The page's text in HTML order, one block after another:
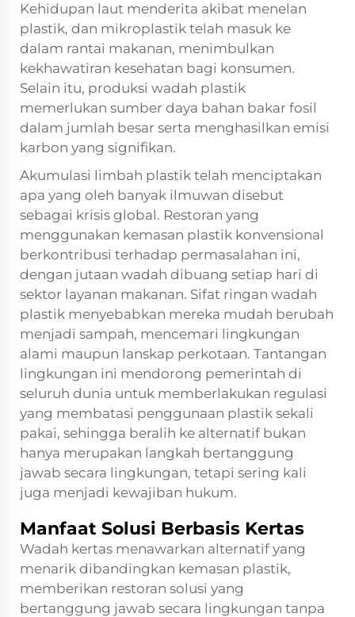
Kehidupan laut menderita akibat menelan
plastik, dan mikroplastik telah masuk ke
dalam rantai makanan, menimbulkan
kekhawatiran kesehatan bagi konsumen.
Selain itu, produksi wadah plastik
memerlukan sumber daya bahan bakar fosil
dalam jumlah besar serta menghasilkan emisi
karbon yang signifikan.
Akumulasi limbah plastik telah menciptakan
apa yang oleh banyak ilmuwan disebut
sebagai krisis global. Restoran yang
menggunakan kemasan plastik konvensional
berkontribusi terhadap permasalahan ini,
dengan jutaan wadah dibuang setiap hari di
sektor layanan makanan. Sifat ringan wadah
plastik menyebabkan mereka mudah berubah
menjadi sampah, mencemari lingkungan
alami maupun lanskap perkotaan. Tantangan
lingkungan ini mendorong pemerintah di
seluruh dunia untuk memberlakukan regulasi
yang membatasi penggunaan plastik sekali
pakai, sehingga beralih ke alternatif bukan
hanya merupakan langkah bertanggung
jawab secara lingkungan, tetapi sering kali
juga menjadi kewajiban hukum.
Manfaat Solusi Berbasis Kertas
Wadah kertas menawarkan alternatif yang
menarik dibandingkan kemasan plastik,
memberikan restoran solusi yang
bertanggung jawab secara lingkungan tanpa